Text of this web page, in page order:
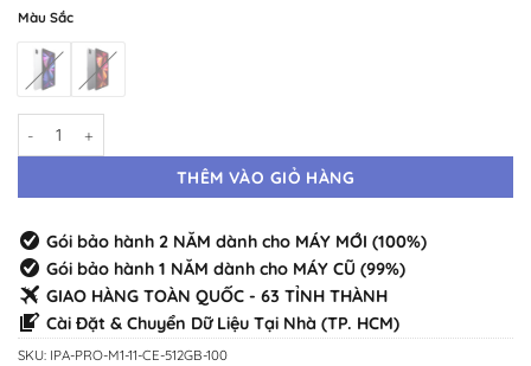
Màu Sắc
iPad Pro M1 11" 5G 512GB Máy Mới · Chính Hãng Chuẩn Zin · Đầy Đủ
THÊM VÀO GIỎ HÀNG
Gói bảo hành 2 NĂM dành cho MÁY MỚI (100%)
Gói bảo hành 1 NĂM dành cho MÁY CŨ (99%)
GIAO HÀNG TOÀN QUỐC - 63 TỈNH THÀNH
Cài Đặt & Chuyển Dữ Liệu Tại Nhà (TP. HCM)
SKU: IPA-PRO-M1-11-CE-512GB-100